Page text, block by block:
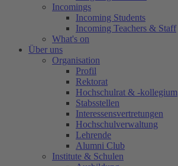
Incomings
Incoming Students
Incoming Teachers & Staff
What's on
Über uns
Organisation
Profil
Rektorat
Hochschulrat & -kollegium
Stabsstellen
Interessensvertretungen
Hochschulverwaltung
Lehrende
Alumni Club
Institute & Schulen